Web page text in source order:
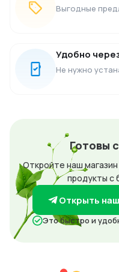
Выгодные
Удобно
Не нужно
Готовы
Откройте наш
продукты с
Открыть
Это быстро и